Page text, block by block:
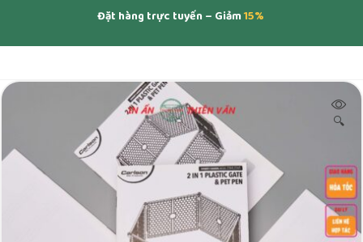
Đặt hàng trực tuyến – Giảm15%
🔍